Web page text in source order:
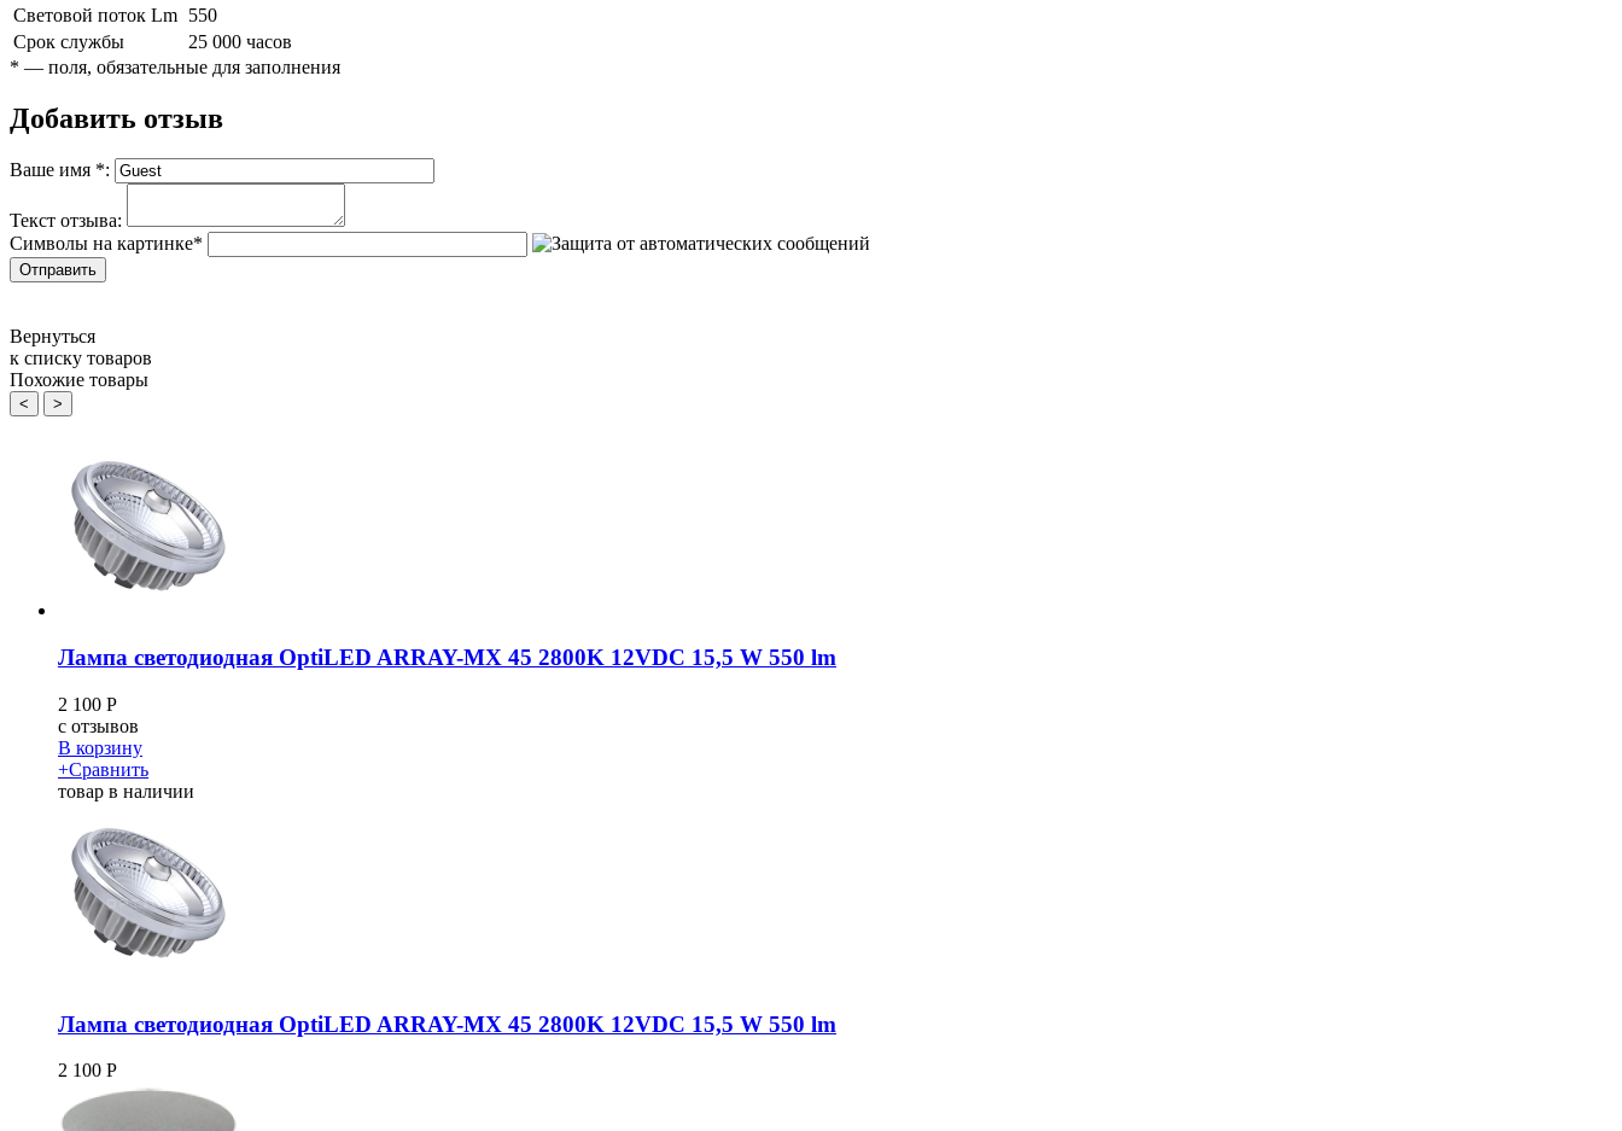
Световой поток Lm 550
Срок службы
25 000 часов
* — поля, обязательные для заполнения
Добавить отзыв
Ваше имя *:
Текст отзыва:
Символы на картинке*
Вернуться
к списку товаров
Похожие товары
< >
Лампа светодиодная OptiLED ARRAY-MX 45 2800K 12VDC 15,5 W 550 lm
2 100 Р
c отзывов
В корзину
+Сравнить
товар в наличии
Лампа светодиодная OptiLED ARRAY-MX 45 2800K 12VDC 15,5 W 550 lm
2 100 Р